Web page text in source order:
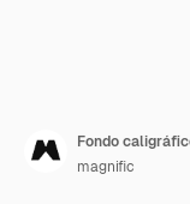
Fondo
magnific